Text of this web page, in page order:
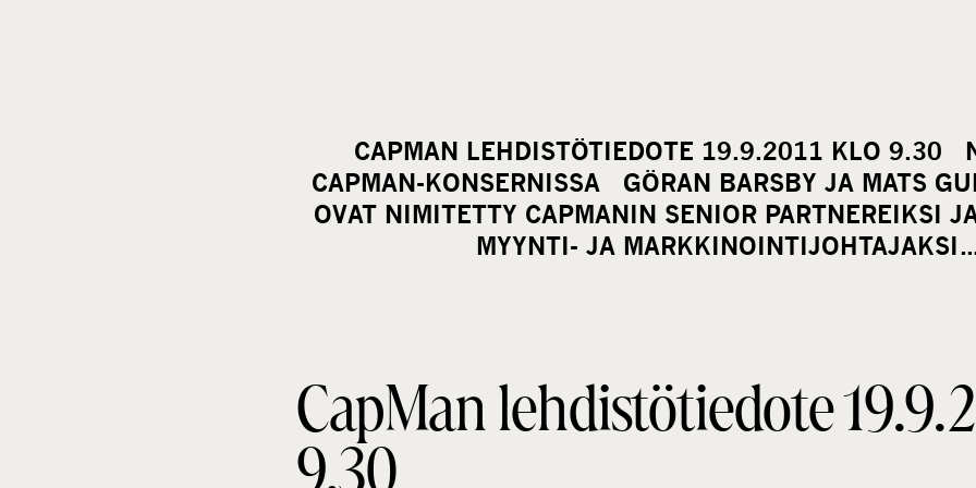
CAPMAN LEHDISTÖTIEDOTE 19.9.2011 KLO 9.30
CAPMAN-KONSERNISSA GÖRAN BARSBY JA MATS
OVAT NIMITETTY CAPMANIN SENIOR PARTNEREIKSI
MYYNTI- JA
CapMan lehdistötiedote
9.30